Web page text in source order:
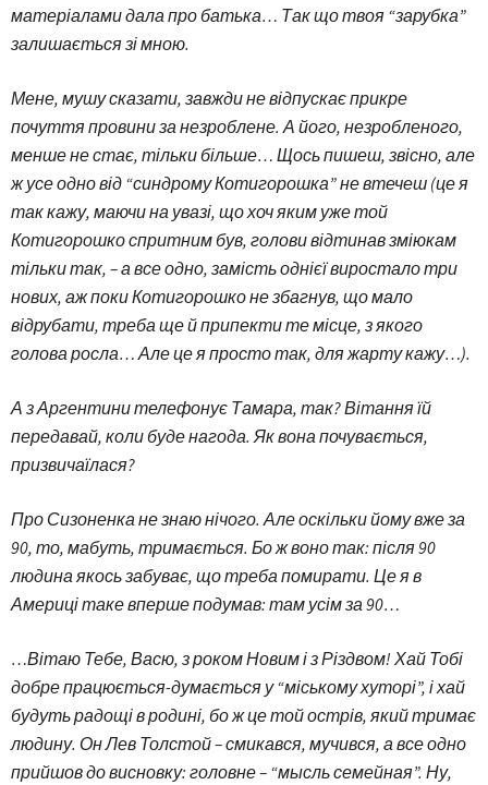
матеріалами дала про батька… Так що твоя “зарубка”
залишається зі мною.
Мене, мушу сказати, завжди не відпускає прикре
почуття провини за незроблене. А його, незробленого,
менше не стає, тільки більше… Щось пишеш, звісно, але
ж усе одно від “синдрому Котигорошка” не втечеш (це я
так кажу, маючи на увазі, що хоч яким уже той
Котигорошко спритним був, голови відтинав зміюкам
тільки так, – а все одно, замість однієї виростало три
нових, аж поки Котигорошко не збагнув, що мало
відрубати, треба ще й припекти те місце, з якого
голова росла… Але це я просто так, для жарту кажу…).
А з Аргентини телефонує Тамара, так? Вітання їй
передавай, коли буде нагода. Як вона почувається,
призвичаїлася?
Про Сизоненка не знаю нічого. Але оскільки йому вже за
90, то, мабуть, тримається. Бо ж воно так: після 90
людина якось забуває, що треба помирати. Це я в
Америці таке вперше подумав: там усім за 90…
…Вітаю Тебе, Васю, з роком Новим і з Різдвом! Хай Тобі
добре працюється-думається у “міському хуторі”, і хай
будуть радощі в родині, бо ж це той острів, який тримає
людину. Он Лев Толстой – смикався, мучився, а все одно
прийшов до висновку: головне – “мысль семейная”. Ну,